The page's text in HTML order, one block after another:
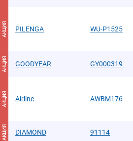
АКЦИЯ PILENGA WU-P1525
АКЦИЯ GOODYEAR GY000319
АКЦИЯ Airline AWBM176
АКЦИЯ DIAMOND 91114